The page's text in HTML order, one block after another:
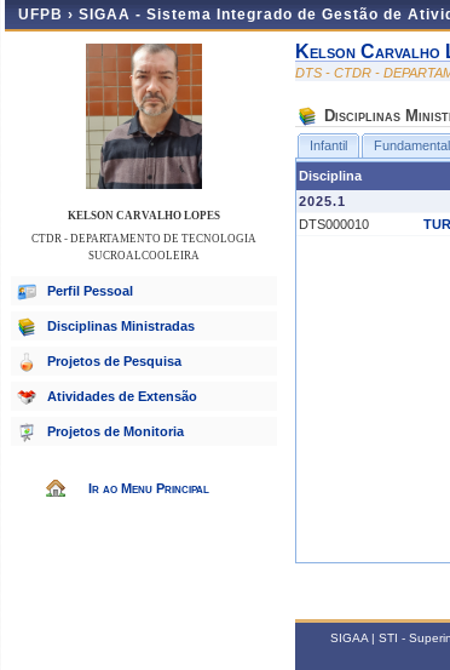
UFPB › SIGAA - Sistema Integrado de Gestão de
KELSON CARVALHO LOPES
CTDR - DEPARTAMENTO DE TECNOLOGIA
SUCROALCOOLEIRA
Perfil Pessoal
Disciplinas Ministradas
Projetos de Pesquisa
Atividades de Extensão
Projetos de Monitoria
Ir ao Menu Principal
Kelson Carvalho
DTS - CTDR -
Disciplinas
Infantil Fundamental
Disciplina
2025.1
DTS000010
SIGAA | STI -